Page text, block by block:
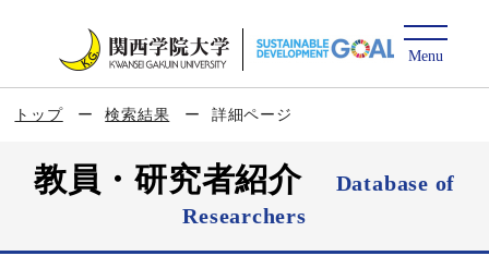
トップ 検索結果 詳細ページ
教員・研究者紹介
Database of
Researchers